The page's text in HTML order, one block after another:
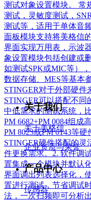
测试对象设置模块。 常
测试，灵敏度测试，
测试等，适用于单体音
面板模块支持将美格信
界面实现万用表，示波
象设置模块包括创建或
如测试SPK或MIC等）
数据存储、MES等基本
STINGER对于外部硬
STINGER可以搭配不
中低需求的测试系统，
PM 6682+PM 0084组成
PM 8023或PM 6143等
STINGER硬件搭配的
件更换需求。2. 软件调
置集成一个模块并默认
界面调出列表选择化，
置进行测试，节省调试
法，一次扫频即可分析
关于我们
关于美格信
企业资质与荣誉
产品中心
传感器